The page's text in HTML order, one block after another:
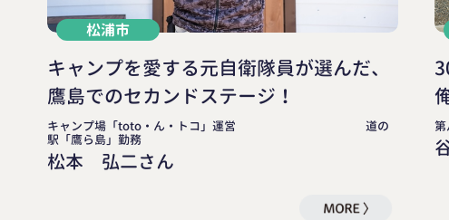
松浦市
キャンプを愛する元自衛隊員が選んだ、
鷹島でのセカンドステージ！
キャンプ場「toto・ん・トコ」運営 道の
駅「鷹ら島」勤務
松本 弘二さん